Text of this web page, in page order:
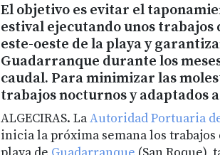
El objetivo es evitar el
estival ejecutando unos
este-oeste de la playa y
Guadarranque durante los
caudal. Para minimizar las
trabajos nocturnos y adaptados
ALGECIRAS. LaAutoridad Portuaria
inicia la próxima semana los